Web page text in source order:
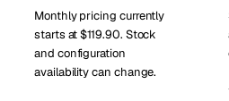
Monthly pricing currently
starts at $119.90. Stock
and configuration
availability can change.